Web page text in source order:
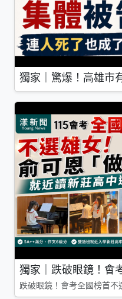
獨家｜驚爆！高雄市
獨家｜跌破眼鏡！會
跌破眼鏡！會考全國榜首